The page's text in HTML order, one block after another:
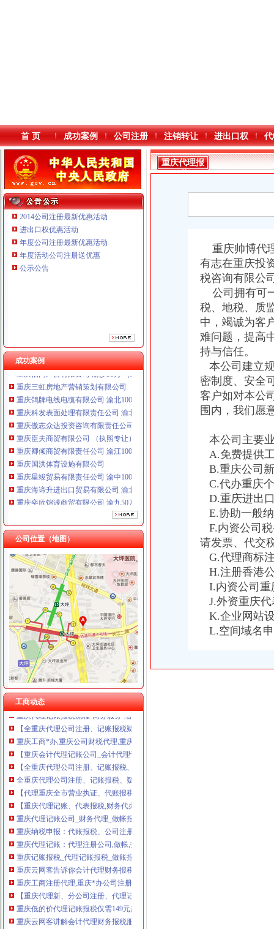
本站导航
首 页 成功案例 公司注册 注销转让 进出口权
2014公司注册最新优惠活动
进出口权优惠活动
年度公司注册最新优惠活动
年度活动公司注册送优惠
公示公告
成功案例
重庆鸽牌电线电缆有限公司 渝北10010万 (进出口权)
重庆科发表面处理有限责任公司 渝北800万 （进出口权）
重庆傲志众达投资咨询有限责任公司 渝九1000万 （增资）
重庆海谛升进出口贸易有限公司 渝北100万 （进出口权）
重庆奕欣锦诚商贸有限公司 渝九50万 （工商注册）
重庆信同广告有限公司 渝沙50万 （工商注册）
重庆三虹房地产营销策划有限公司
重庆鸽牌电线电缆有限公司 渝北10010万 (进出口权)
重庆科发表面处理有限责任公司 渝北800万 （进出口权）
重庆傲志众达投资咨询有限责任公司 渝九1000万 （增资）
重庆臣夫商贸有限公司 （执照专让）
重庆卿倾商贸有限责任公司 渝江100万 （工商注册）
重庆国洪体育设施有限公司
重庆星竣贸易有限责任公司 渝中100万 （进出口权）
重庆海谛升进出口贸易有限公司 渝北100万 （进出口权）
重庆奕欣锦诚商贸有限公司 渝九50万 （工商注册）
重庆信同广告有限公司 渝沙50万 （工商注册）
重庆三虹房地产营销策划有限公司
公司位置（地图）
工商动态
重庆代理报税
重庆税务代理_重庆财税代理-重庆易登网
重庆财税疑难：重庆代理记帐报税300元起—重庆聚宝财务-重庆爱问
【全重庆代理公司注册、记账报税、疑难解决为您省钱省心】-渝中渝
重庆工商注册代理,重庆*办公司注册,重庆公司财税代理,重庆代账
22_重庆代理记账,重庆工商注册,代理记账报税_重庆恒茂投资管理有
重庆代理记账报税公司,重庆工商注册代办营业执照,重庆财务顾问
重庆哪里可以代理报税_志趣网
重庆代理公司建账,重庆代理公司记账,重庆代理纳税申报,重庆会计
重庆代理记账报税流程-商务服务-绍兴E网
【全重庆代理公司注册、记账报税疑难解决为您省钱省心重庆工商代
重庆工商*办,重庆公司财税代理,重庆*办公司注册,重庆代账报税-
【重庆会计代理记账公司_会计代理记账收费_会计代理记账报税】-重
【全重庆代理公司注册、记账报税、疑难解决为您省钱省心】-渝中渝
全重庆代理公司注册、记账报税、疑难解决为您省钱省心_志趣网
【代理重庆全市营业执证、代账报税、服务周到】-九龙坡石桥铺易登网
【重庆代理记账、代表报税,财务代办】价格_厂家_图片-Hc360慧聪网
重庆代理记账公司_财务代理_做帐报税-重庆慢牛工商咨询有限公司
重庆纳税申报：代账报税、公司注册、工商代理、变更、执照年检。-
重庆代理记账：代理注册公司,做帐,报税-重庆爱问分类
重庆记账报税_代理记账报税_做账报税流程费用-多有米
重庆云网客告诉你会计代理财务报税有哪些内容-信息服务
重庆工商注册代理,重庆*办公司注册,重庆公司财税代理,重庆代账
【重庆代理新、分公司注册、代理记账报税】-巴南鱼洞易登网
重庆低的价代理记账报税仅需149元起-直辖市重庆会计审计信息
重庆云网客讲解会计代理财务报税服务内容-信息服务
重庆全城低价代理记账报税真心实惠-直辖市重庆专利服务信息
重庆代理报
税
重庆帅博代
有志在重庆投
税咨询有限公
公司拥有可
税、地税、质
中，竭诚为客
难问题，提高
持与信任。
本公司建立
密制度、安全
客户如对本公
围内，我们愿
本公司主要
A.免费提供
B.重庆公司
C.代办重庆
D.重庆进出
E.协助一般
F.内资公司
请发票、代交
G.代理商标
H.注册香港
I.内资公司重
J.外资重庆代
K.企业网站
L.空间域名